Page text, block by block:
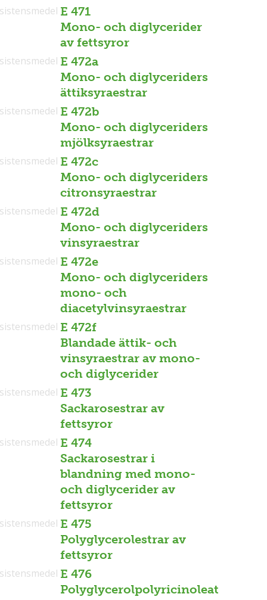
E 471
Mono- och diglycerider
av fettsyror
E 472a
Mono- och diglyceriders
ättiksyraestrar
E 472b
Mono- och diglyceriders
mjölksyraestrar
E 472c
Mono- och diglyceriders
citronsyraestrar
E 472d
Mono- och diglyceriders
vinsyraestrar
E 472e
Mono- och diglyceriders
mono- och
diacetylvinsyraestrar
E 472f
Blandade ättik- och
vinsyraestrar av mono-
och diglycerider
E 473
Sackarosestrar av
fettsyror
E 474
Sackarosestrar i
blandning med mono-
och diglycerider av
fettsyror
E 475
Polyglycerolestrar av
fettsyror
E 476
Polyglycerolpolyricinoleat